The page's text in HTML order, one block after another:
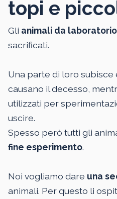
topi e
Gli animali da laboratorio
sacrificati.
Una parte di loro
causano il decesso,
utilizzati per
uscire.
Spesso però tutti gli
fine esperimento.
Noi vogliamo dare una
animali. Per questo li